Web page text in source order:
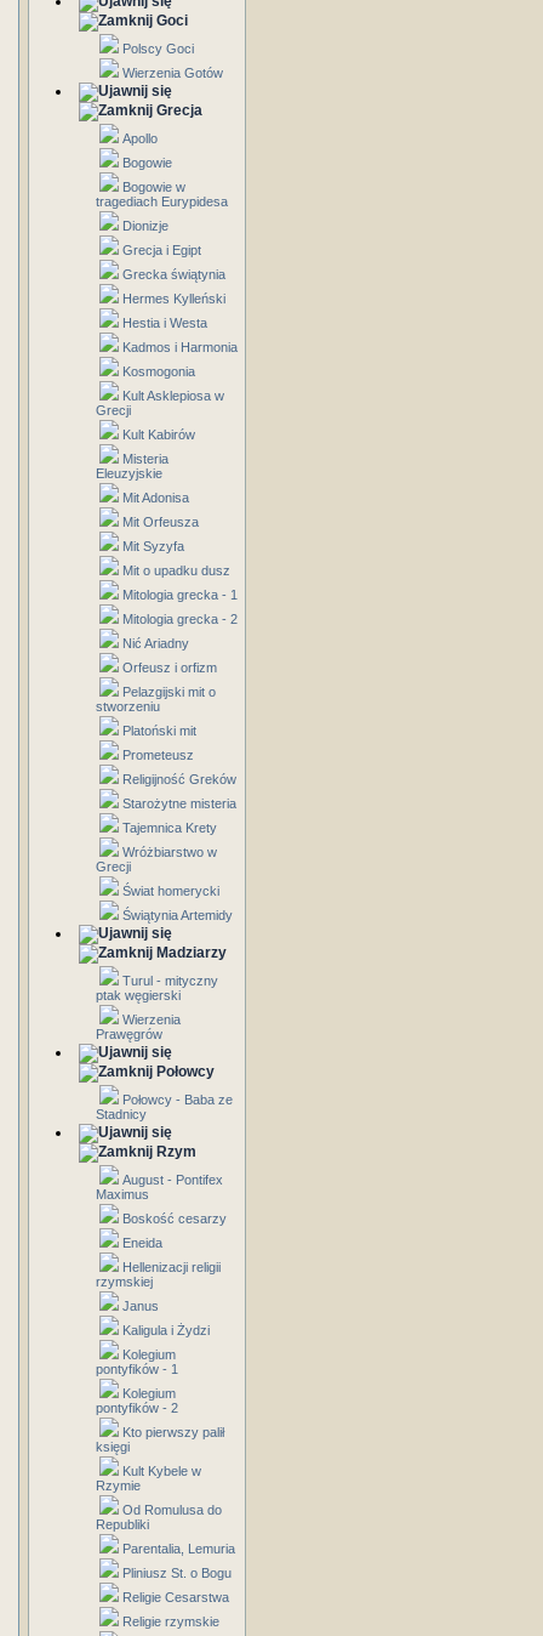
Goci
Polscy Goci
Wierzenia Gotów
Grecja
Apollo
Bogowie
Bogowie w
tragediach Eurypidesa
Dionizje
Grecja i Egipt
Grecka świątynia
Hermes Kylleński
Hestia i Westa
Kadmos i Harmonia
Kosmogonia
Kult Asklepiosa w
Grecji
Kult Kabirów
Misteria
Eleuzyjskie
Mit Adonisa
Mit Orfeusza
Mit Syzyfa
Mit o upadku dusz
Mitologia grecka - 1
Mitologia grecka - 2
Nić Ariadny
Orfeusz i orfizm
Pelazgijski mit o
stworzeniu
Platoński mit
Prometeusz
Religijność Greków
Starożytne misteria
Tajemnica Krety
Wróżbiarstwo w
Grecji
Świat homerycki
Świątynia Artemidy
Madziarzy
Turul - mityczny
ptak węgierski
Wierzenia
Prawęgrów
Połowcy
Połowcy - Baba ze
Stadnicy
Rzym
August - Pontifex
Maximus
Boskość cesarzy
Eneida
Hellenizacji religii
rzymskiej
Janus
Kaligula i Żydzi
Kolegium
pontyfików - 1
Kolegium
pontyfików - 2
Kto pierwszy palił
księgi
Kult Kybele w
Rzymie
Od Romulusa do
Republiki
Parentalia, Lemuria
Pliniusz St. o Bogu
Religie Cesarstwa
Religie rzymskie